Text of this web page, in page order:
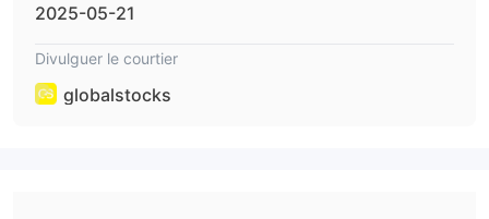
2025-05-21
Divulguer le courtier
globalstocks